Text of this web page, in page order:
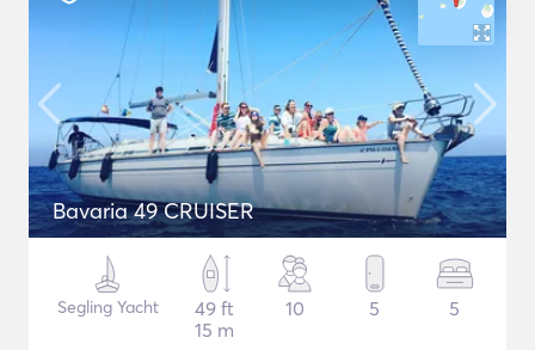
Bavaria 49 CRUISER
Segling Yacht
49 ft
15 m
10 5 5